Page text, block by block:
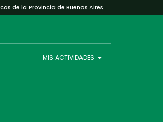
de la Provincia de Buenos Aires
MIS ACTIVIDADES